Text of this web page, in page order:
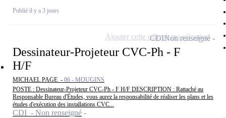
Publié il y a 3 jours
Dessinateur-Projeteur CVC-Ph - F
H/F
MICHAEL PAGE - 06 - MOUGINS
POSTE : Dessinateur-Projeteur CVC-Ph - F H/F DESCRIPTION : Rattaché au
Responsable Bureau d'Études, vous aurez la responsabilité de réaliser les plans et les
études d'exécution des installations CVC...
CDI - Non renseigné
CDINon renseigné
Ajouter cette offre à ma sélection